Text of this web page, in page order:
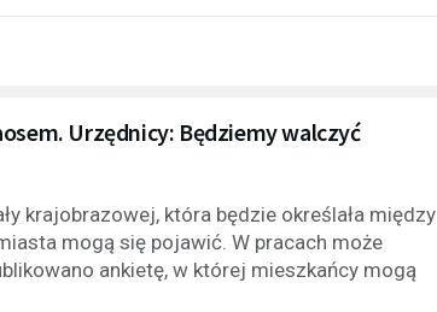
Urzędnicy: Będziemy walczyć
krajobrazowej, która będzie określała między
mogą się pojawić. W pracach może
ankietę, w której mieszkańcy mogą